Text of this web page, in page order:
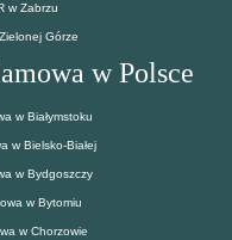
w Zabrzu
Górze
w Polsce
w Białymstoku
w Bielsko-Białej
w Bydgoszczy
w Bytomiu
w Chorzowie